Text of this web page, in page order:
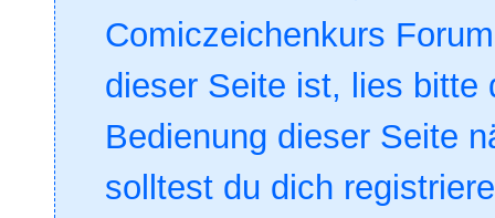
Comiczeichenkurs
dieser Seite ist, lies bitte
Bedienung dieser Seite
solltest du dich